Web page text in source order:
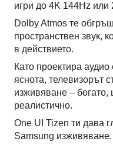
игри до 4K 144Hz или
Dolby Atmos те
пространствен звук,
в действието.
Като проектира
яснота, телевизорът
изживяване –
реалистично.
One UI Tizen ти дава
Samsung изживяване.